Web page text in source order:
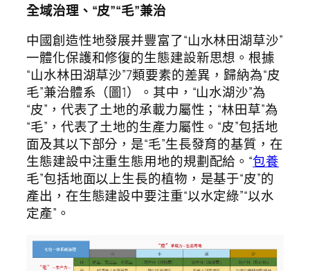
全域治理、“皮”“毛”兼治
中國創造性地發展并豐富了“山水林田湖草沙”
一體化保護和修復的生態建設新思想。根據
“山水林田湖草沙”7類要素的差異，歸納為“皮
毛”兼治體系（圖1）。其中，“山水湖沙”為
“皮”，代表了土地的承載力屬性；“林田草”為
“毛”，代表了土地的生產力屬性。“皮”包括地
面及其以下部分，是“毛”生長發育的基質，在
生態建設中注重生態用地的規劃配給。“包養
毛”包括地面以上生長的植物，是基于“皮”的
產出，在生態建設中要注重“以水定綠”“以水
定產”。